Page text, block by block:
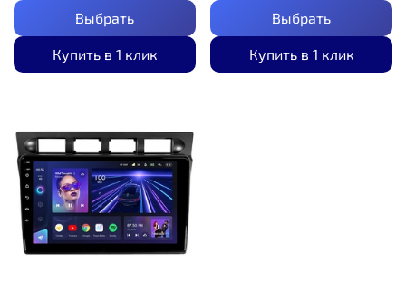
Выбрать
Купить в 1 клик
Выбрать
Купить в 1 клик